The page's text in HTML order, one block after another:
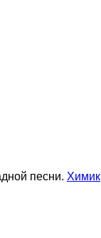
песни. Химик